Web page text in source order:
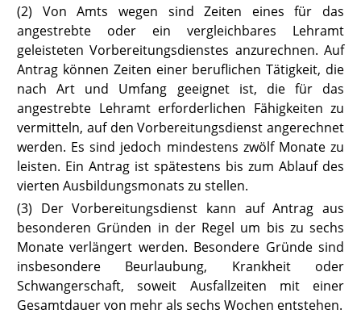
(2) Von Amts wegen sind Zeiten eines für das
angestrebte oder ein vergleichbares Lehramt
geleisteten Vorbereitungsdienstes anzurechnen. Auf
Antrag können Zeiten einer beruflichen Tätigkeit, die
nach Art und Umfang geeignet ist, die für das
angestrebte Lehramt erforderlichen Fähigkeiten zu
vermitteln, auf den Vorbereitungsdienst angerechnet
werden. Es sind jedoch mindestens zwölf Monate zu
leisten. Ein Antrag ist spätestens bis zum Ablauf des
vierten Ausbildungsmonats zu stellen.
(3) Der Vorbereitungsdienst kann auf Antrag aus
besonderen Gründen in der Regel um bis zu sechs
Monate verlängert werden. Besondere Gründe sind
insbesondere Beurlaubung, Krankheit oder
Schwangerschaft, soweit Ausfallzeiten mit einer
Gesamtdauer von mehr als sechs Wochen entstehen.